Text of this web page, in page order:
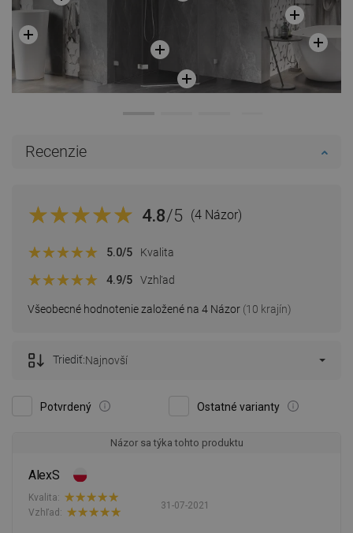
Recenzie
4.8/5 (4 Názor)
Všeobecné hodnotenie založené na 4 Názor (10 krajín)
5.0/5 Kvalita
4.9/5 Vzhľad
Potvrdený Ostatné varianty
Triediť:Najnovší
Názor sa týka tohto produktu
AlexS
31-07-2021
Kvalita:
Vzhľad: